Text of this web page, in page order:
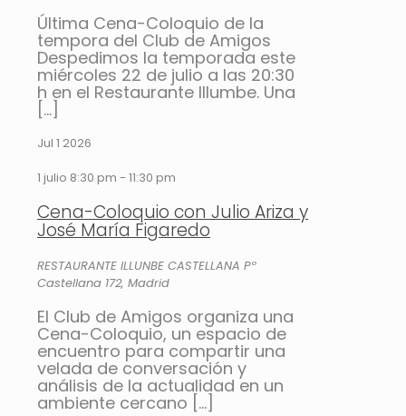
Última Cena-Coloquio de la
tempora del Club de Amigos
Despedimos la temporada este
miércoles 22 de julio a las 20:30
h en el Restaurante Illumbe. Una
[…]
Jul 1 2026
1 julio 8:30 pm - 11:30 pm
Cena-Coloquio con Julio Ariza y
José María Figaredo
RESTAURANTE ILLUNBE CASTELLANA Pº
Castellana 172, Madrid
El Club de Amigos organiza una
Cena-Coloquio, un espacio de
encuentro para compartir una
velada de conversación y
análisis de la actualidad en un
ambiente cercano […]